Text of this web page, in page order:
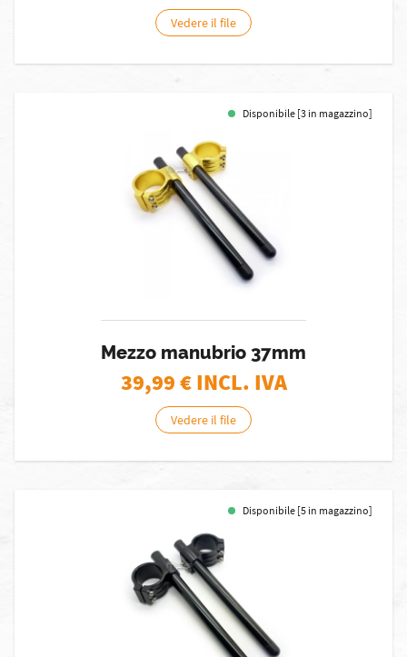
Vedere il file
Disponibile [3 in magazzino]
Mezzo manubrio 37mm
39,99€ INCL. IVA
Vedere il file
Disponibile [5 in magazzino]